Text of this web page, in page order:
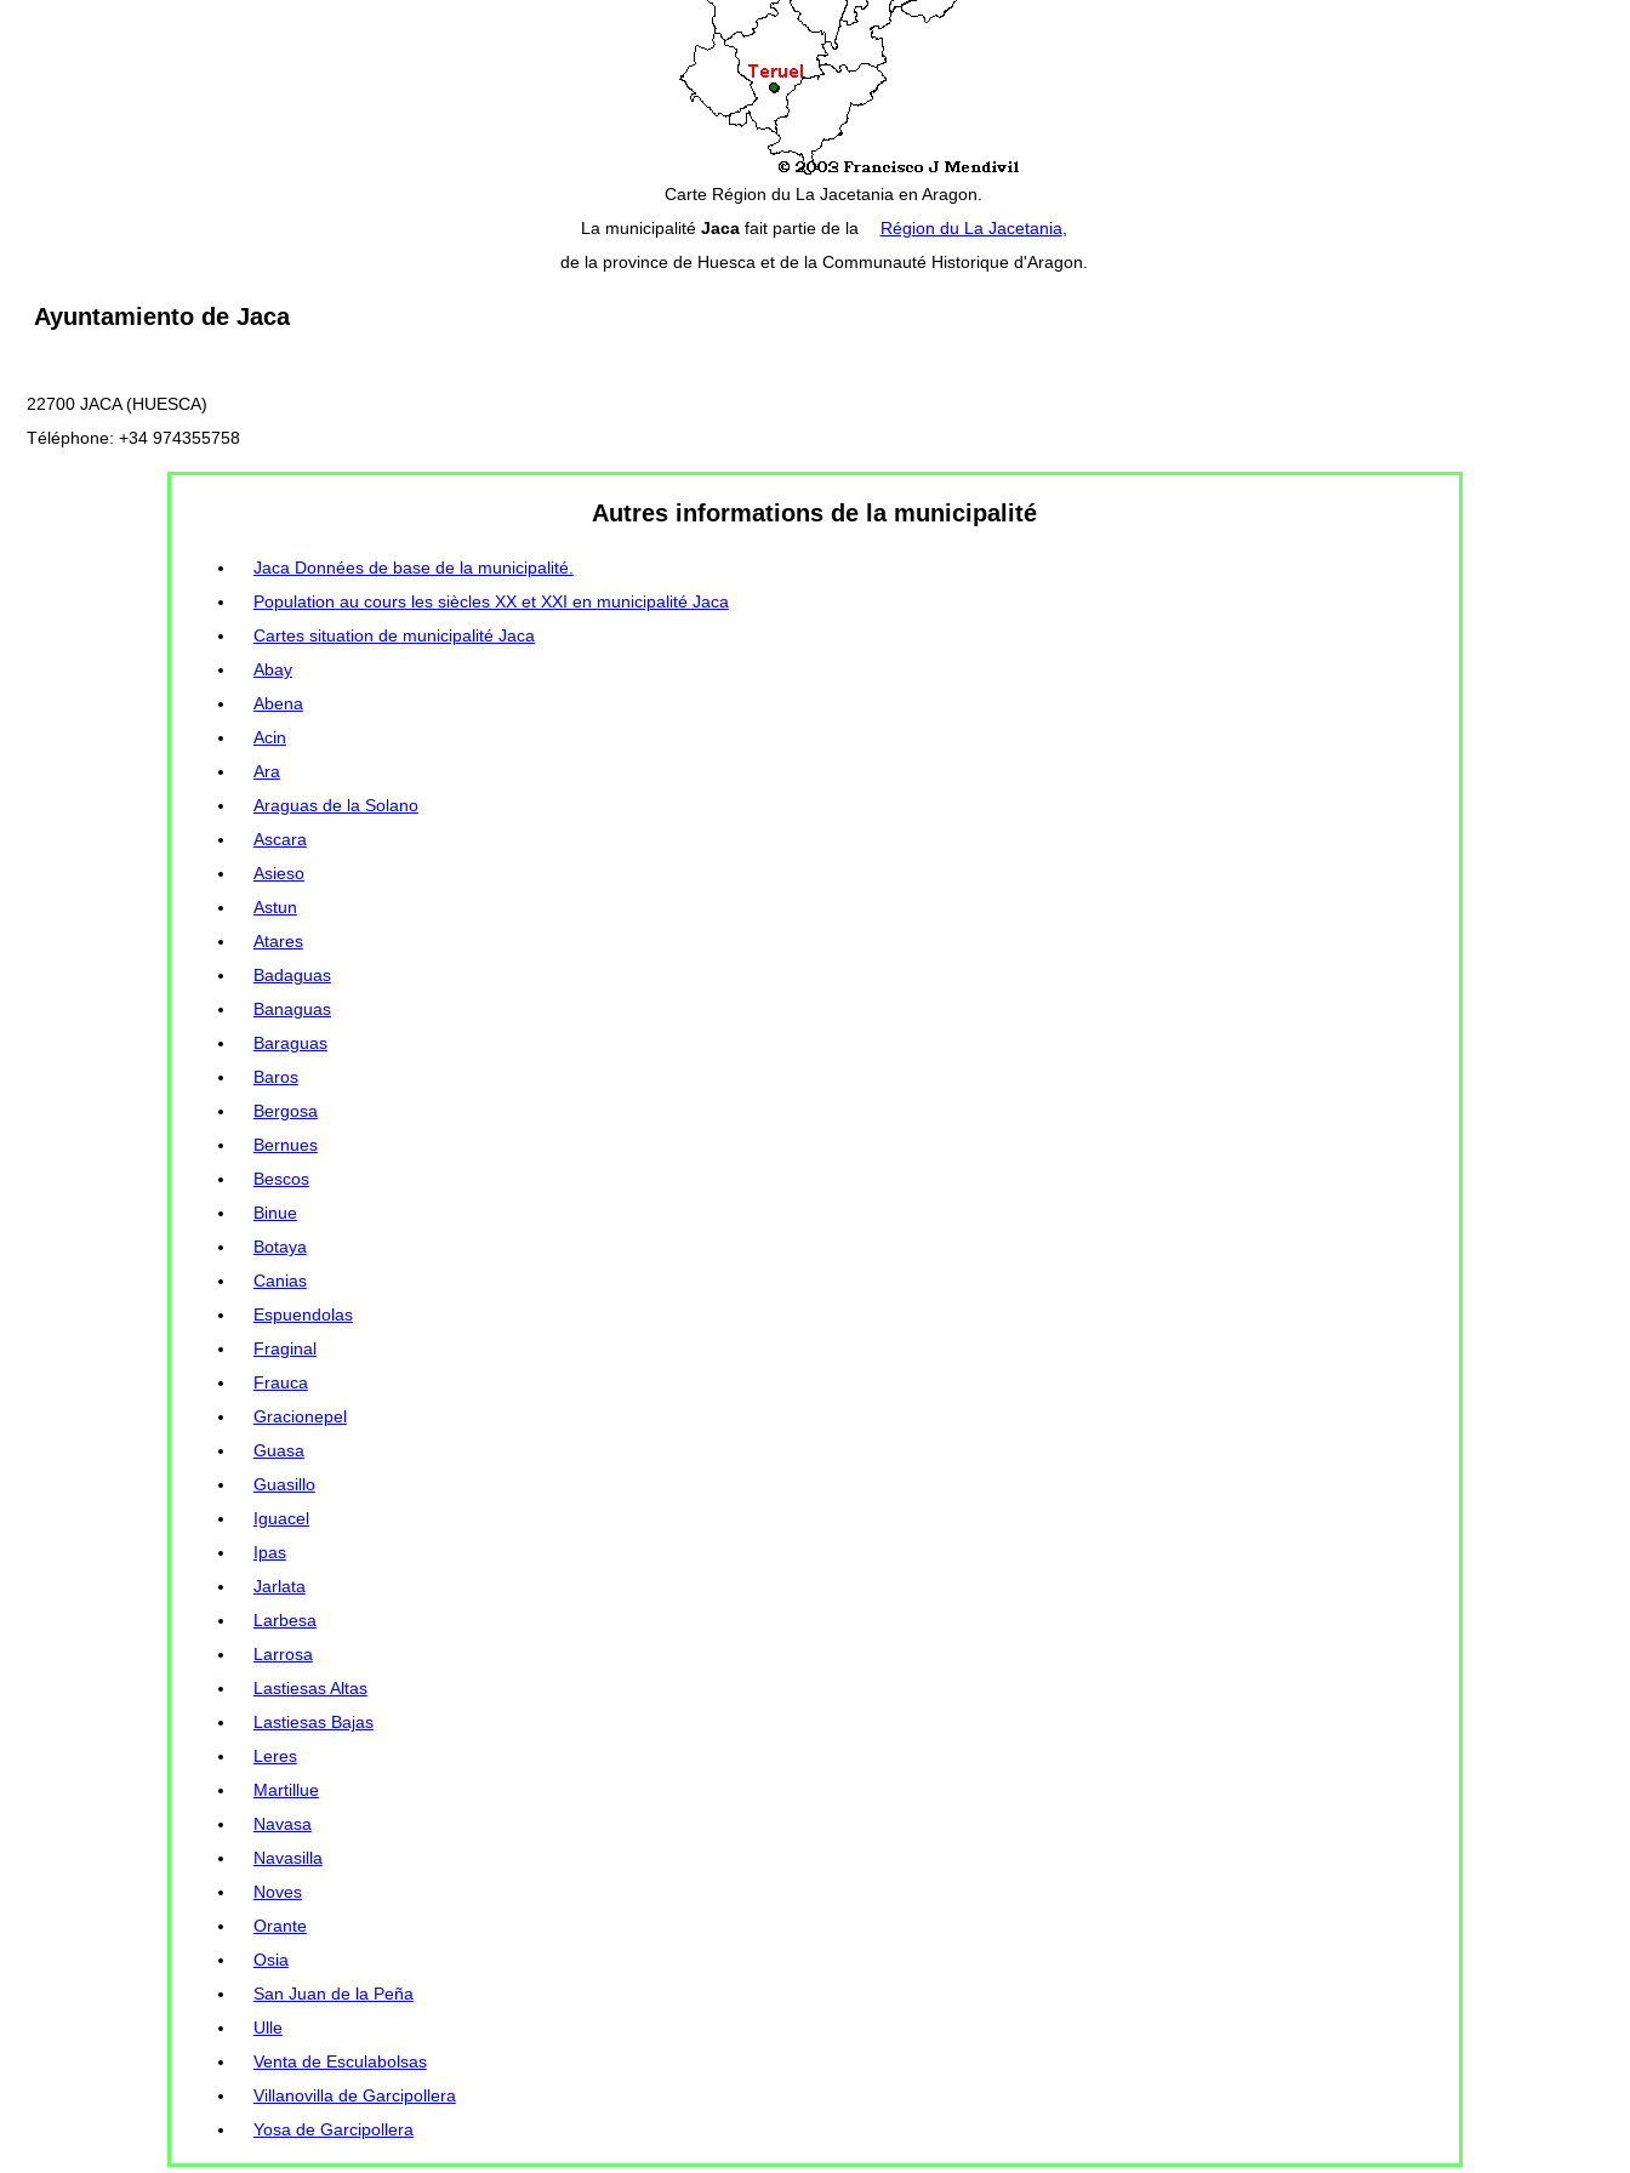
Carte Région du La Jacetania en Aragon.
La municipalité Jacafait partie de la Région du La Jacetania
de la province de Huesca et de la Communauté Historique d'Aragon.
Ayuntamiento de Jaca
22700 JACA (HUESCA)
Téléphone: +34 974355758
Autres informations de la municipalité
Jaca Données de base de la municipalité.
Population au cours les siècles XX et XXI en municipalité Jaca
Cartes situation de municipalité Jaca
Abay
Abena
Acin
Ara
Araguas de la Solano
Ascara
Asieso
Astun
Atares
Badaguas
Banaguas
Baraguas
Baros
Bergosa
Bernues
Bescos
Binue
Botaya
Canias
Espuendolas
Fraginal
Frauca
Gracionepel
Guasa
Guasillo
Iguacel
Ipas
Jarlata
Larbesa
Larrosa
Lastiesas Altas
Lastiesas Bajas
Leres
Martillue
Navasa
Navasilla
Noves
Orante
Osia
San Juan de la Peña
Ulle
Venta de Esculabolsas
Villanovilla de Garcipollera
Yosa de Garcipollera